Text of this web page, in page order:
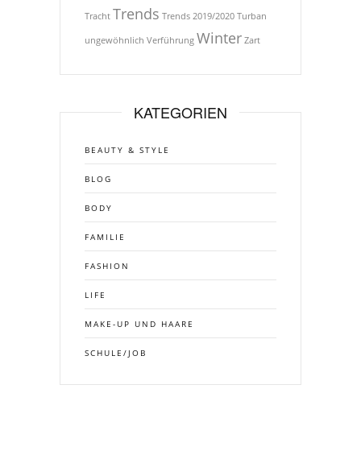
Tracht Trends Trends 2019/2020 Turban
ungewöhnlich Verführung Winter Zart
KATEGORIEN
BEAUTY & STYLE
BLOG
BODY
FAMILIE
FASHION
LIFE
MAKE-UP UND HAARE
SCHULE/JOB